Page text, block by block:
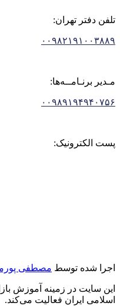
تلفن دفتر تهران:
۰۰۹۸۲۱۹۱۰۰۳۸۸۹
مـدیر برنـامــه‌ها:
۰۰۹۸۹۱۹۴۹۴۰۷۵۶
پست الکترونیک:
اجرا شده توسط مصطفی
این سایت در زمینه آموزش
اسلامی ایران فعالیت می‌کند.